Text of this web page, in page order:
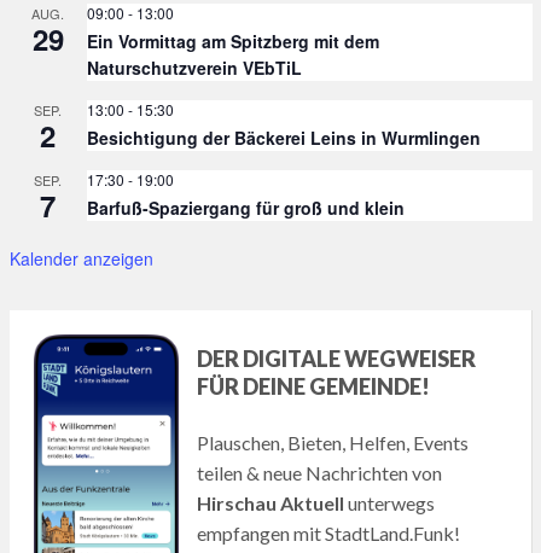
AUG.
29
09:00 - 13:00
Ein Vormittag am Spitzberg mit dem
Naturschutzverein VEbTiL
SEP.
2
13:00 - 15:30
Besichtigung der Bäckerei Leins in Wurmlingen
SEP.
7
17:30 - 19:00
Barfuß-Spaziergang für groß und klein
Kalender anzeigen
DER DIGITALE WEGWEISER
FÜR DEINE GEMEINDE!
Plauschen, Bieten, Helfen, Events
teilen & neue Nachrichten von
Hirschau Aktuell unterwegs
empfangen mit StadtLand.Funk!